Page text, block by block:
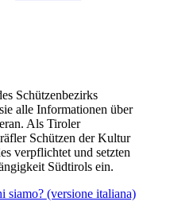
Schützenbezirks
alle Informationen über
Als Tiroler
Schützen der Kultur
verpflichtet und setzten
Südtirols ein.
siamo? (versione italiana)